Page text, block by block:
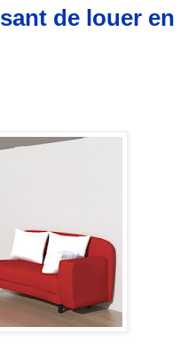
de louer en